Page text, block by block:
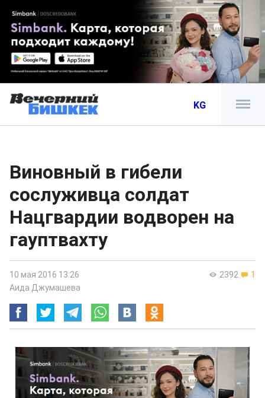
KG
Виновный в гибели
сослуживца солдат
Нацгвардии водворен на
гауптвахту
2392 1
10 мая 2016 13:26
Аида Джумашева